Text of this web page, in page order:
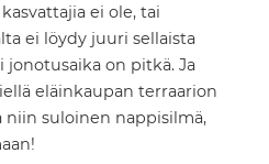
ei ole, tai
ei löydy juuri sellaista
on pitkä. Ja
eläinkaupan terraarion
niin suloinen nappisilmä,